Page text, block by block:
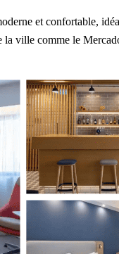
et confortable,
la ville comme le